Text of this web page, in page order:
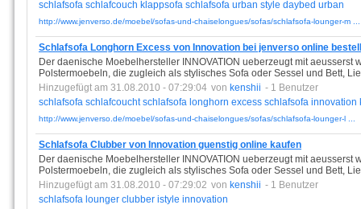
schlafsofa schlafcouch klappsofa schlafsofa urban style daybed urban
http://www.jenverso.de/moebel/sofas-und-chaiselongues/sofas/schlafsofa-lounger-m ...
Schlafsofa Longhorn Excess von Innovation bei jenverso online
Der daenische Moebelhersteller INNOVATION ueberzeugt mit
Polstermoebeln, die zugleich als stylisches Sofa oder Sessel und Bett,
Hinzugefügt am 31.08.2010 - 07:29:04 von kenshii - 1 Benutzer
schlafsofa schlafcoucht schlafsofa longhorn excess schlafsofa innovation
http://www.jenverso.de/moebel/sofas-und-chaiselongues/sofas/schlafsofa-lounger-l ...
Schlafsofa Clubber von Innovation guenstig online kaufen
Der daenische Moebelhersteller INNOVATION ueberzeugt mit
Polstermoebeln, die zugleich als stylisches Sofa oder Sessel und Bett,
Hinzugefügt am 31.08.2010 - 07:29:02 von kenshii - 1 Benutzer
schlafsofa lounger clubber istyle innovation